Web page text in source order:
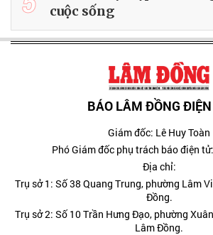
cuộc sống
BÁO LÂM ĐỒNG
Giám đốc: Lê Huy Toàn
Phó Giám đốc phụ trách báo điện
Địa chỉ:
Trụ sở 1: Số 38 Quang Trung, phường Lâm
Đồng.
Trụ sở 2: Số 10 Trần Hưng Đạo, phường
Lâm Đồng.